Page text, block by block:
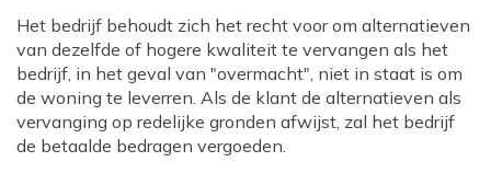
Het bedrijf behoudt zich het recht voor om alternatieven
van dezelfde of hogere kwaliteit te vervangen als het
bedrijf, in het geval van "overmacht", niet in staat is om
de woning te leverren. Als de klant de alternatieven als
vervanging op redelijke gronden afwijst, zal het bedrijf
de betaalde bedragen vergoeden.